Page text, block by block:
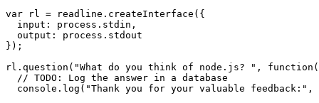
var rl = readline.createInterface({
  input: process.stdin,
  output: process.stdout
});
rl.question("What do you think of node.js? ",
  // TODO: Log the answer in a database
console.log("Thank you for your valuable feedback:",